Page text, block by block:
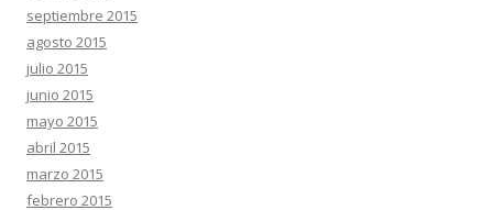
septiembre 2015
agosto 2015
julio 2015
junio 2015
mayo 2015
abril 2015
marzo 2015
febrero 2015